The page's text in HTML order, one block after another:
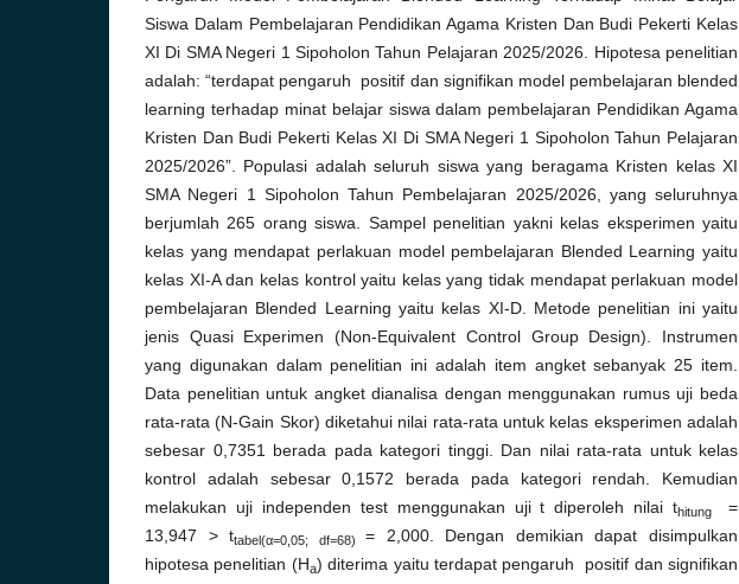
Siswa Dalam Pembelajaran Pendidikan Agama Kristen Dan Budi Pekerti Kelas
XI Di SMA Negeri 1 Sipoholon Tahun Pelajaran 2025/2026. Hipotesa penelitian
adalah: “terdapat pengaruh positif dan signifikan model pembelajaran blended
learning terhadap minat belajar siswa dalam pembelajaran Pendidikan Agama
Kristen Dan Budi Pekerti Kelas XI Di SMA Negeri 1 Sipoholon Tahun Pelajaran
2025/2026”. Populasi adalah seluruh siswa yang beragama Kristen kelas XI
SMA Negeri 1 Sipoholon Tahun Pembelajaran 2025/2026, yang seluruhnya
berjumlah 265 orang siswa. Sampel penelitian yakni kelas eksperimen yaitu
kelas yang mendapat perlakuan model pembelajaran Blended Learning yaitu
kelas XI-A dan kelas kontrol yaitu kelas yang tidak mendapat perlakuan model
pembelajaran Blended Learning yaitu kelas XI-D. Metode penelitian ini yaitu
jenis Quasi Experimen (Non-Equivalent Control Group Design). Instrumen
yang digunakan dalam penelitian ini adalah item angket sebanyak 25 item.
Data penelitian untuk angket dianalisa dengan menggunakan rumus uji beda
rata-rata (N-Gain Skor) diketahui nilai rata-rata untuk kelas eksperimen adalah
sebesar 0,7351 berada pada kategori tinggi. Dan nilai rata-rata untuk kelas
kontrol adalah sebesar 0,1572 berada pada kategori rendah. Kemudian
melakukan uji independen test menggunakan uji t diperoleh nilai thitung=
13,947 > ttabel(α=0,05; df=68)= 2,000. Dengan demikian dapat disimpulkan
hipotesa penelitian (Ha) diterima yaitu terdapat pengaruh positif dan signifikan